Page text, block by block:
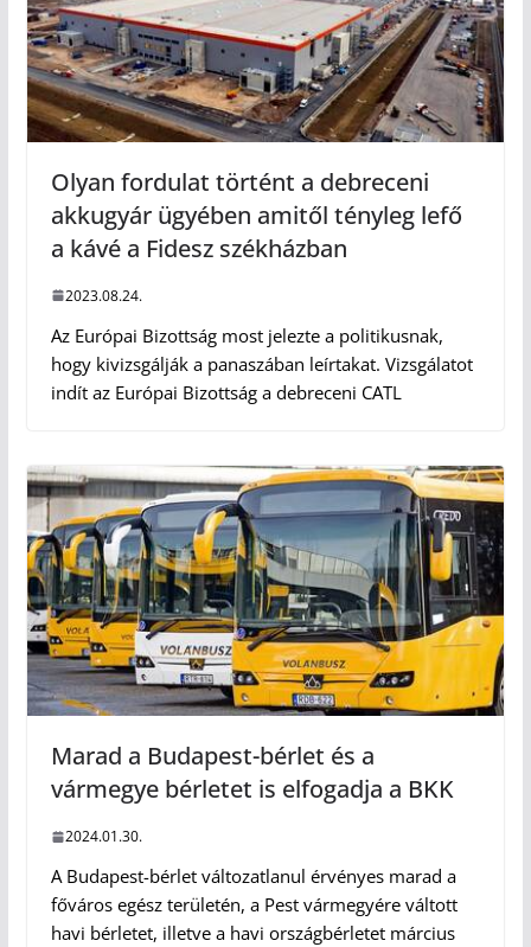
Olyan fordulat történt a debreceni
akkugyár ügyében amitől tényleg lefő
a kávé a Fidesz székházban
2023.08.24.
Az Európai Bizottság most jelezte a politikusnak,
hogy kivizsgálják a panaszában leírtakat. Vizsgálatot
indít az Európai Bizottság a debreceni CATL
Marad a Budapest-bérlet és a
vármegye bérletet is elfogadja a BKK
2024.01.30.
A Budapest-bérlet változatlanul érvényes marad a
főváros egész területén, a Pest vármegyére váltott
havi bérletet, illetve a havi országbérletet március